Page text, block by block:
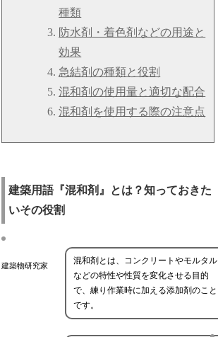
種類
防水剤・着色剤などの用途と
効果
急結剤の種類と役割
混和剤の使用量と適切な配合
混和剤を使用する際の注意点
建築用語『混和剤』とは？知っておきた
いその役割
建築物研究家
混和剤とは、コンクリートやモルタル
などの特性や性質を変化させる目的
で、練り作業時に加える添加剤のこと
です。